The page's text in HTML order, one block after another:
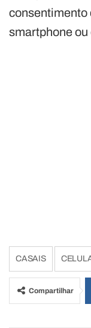
consentimento
smartphone
CASAIS
Compartilhar